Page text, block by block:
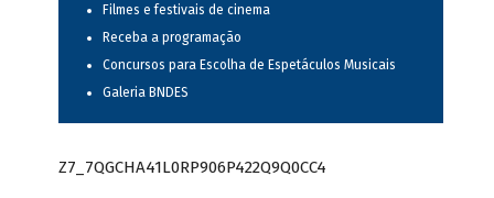
Filmes e festivais de cinema
Receba a programação
Concursos para Escolha de Espetáculos Musicais
Galeria BNDES
Z7_7QGCHA41L0RP906P422Q9Q0CC4